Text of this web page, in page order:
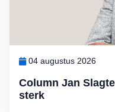
Column Jan
sterk
04 augustus 2026